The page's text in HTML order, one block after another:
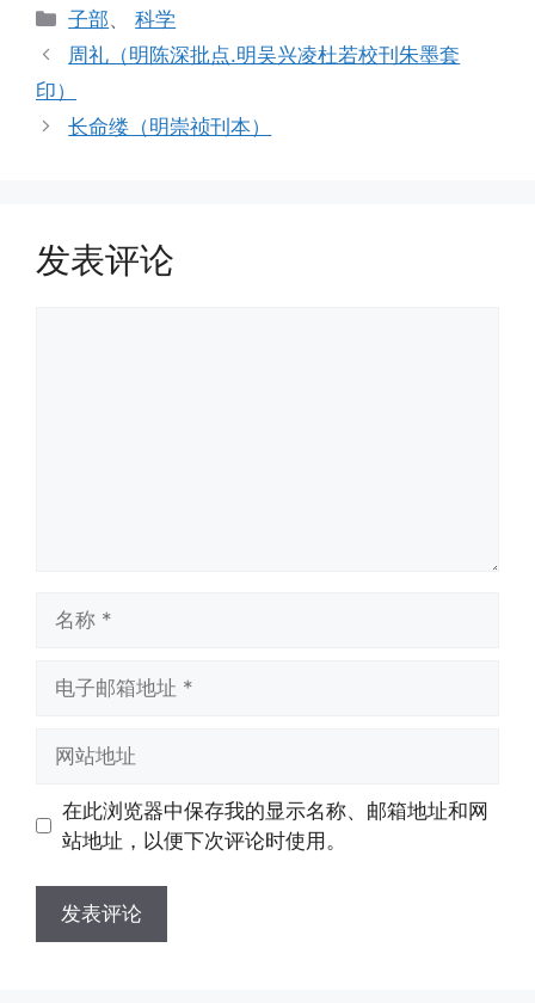
分
类
子部、科学
周礼（明陈深批点.明吴兴凌杜若校刊朱墨套
印）
长命缕（明崇祯刊本）
发表评论
址
址
在此浏览器中保存我的显示名称、邮箱地址和网
站地址，以便下次评论时使用。